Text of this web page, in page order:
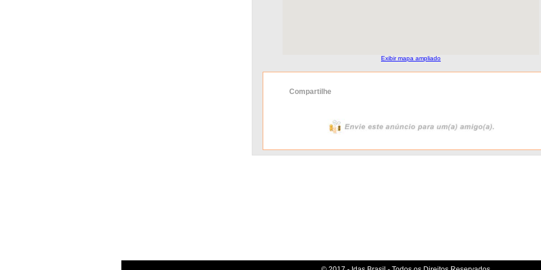
Exibir mapa ampliado
Compartilhe